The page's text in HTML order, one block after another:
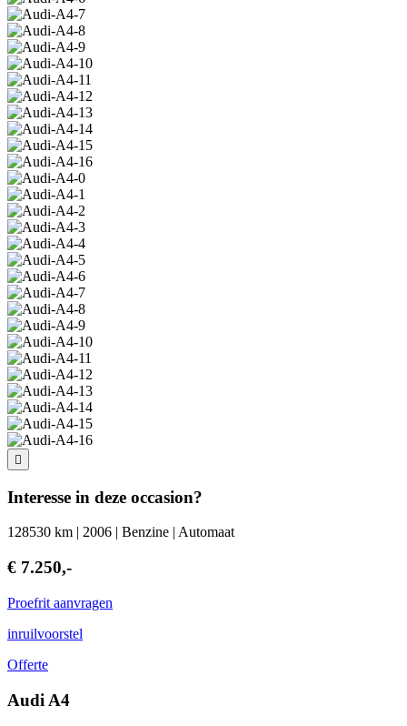
Interesse in deze occasion?
128530 km | 2006 | Benzine | Automaat
€ 7.250,-
Proefrit aanvragen
inruilvoorstel
Offerte
Audi A4